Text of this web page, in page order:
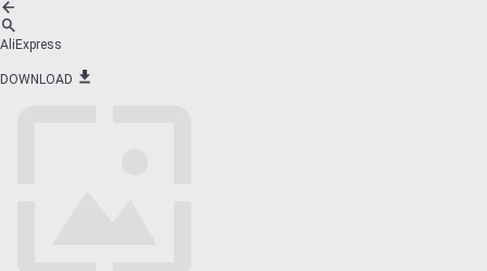
AliExpress
DOWNLOAD